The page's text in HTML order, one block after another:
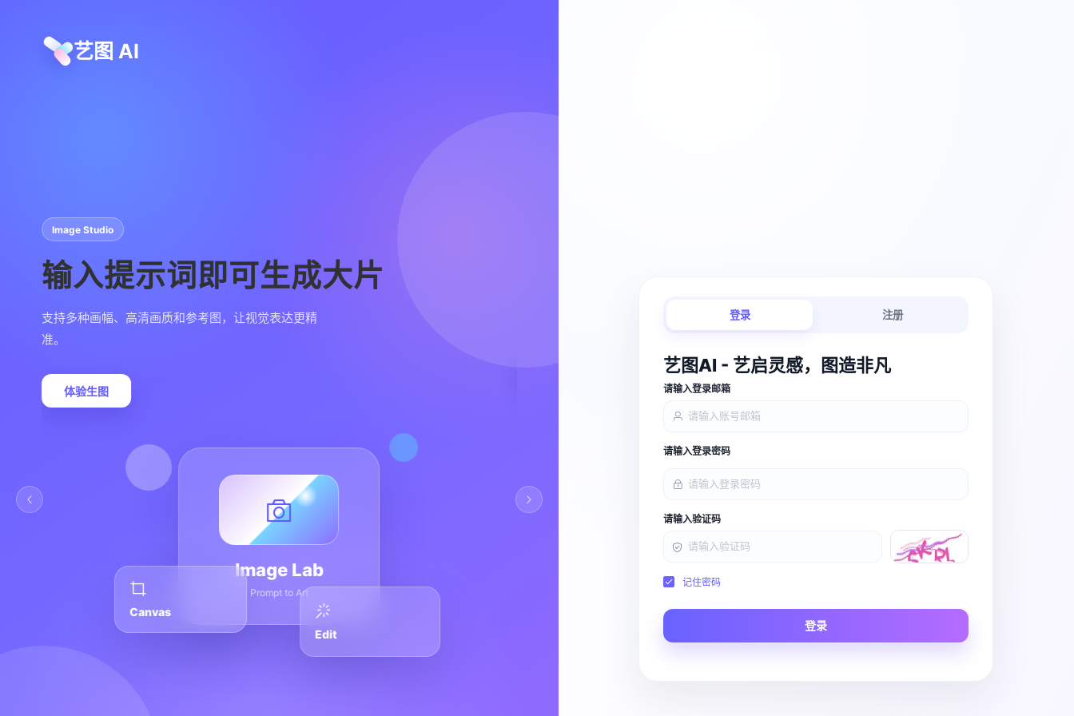
艺图 AI
Image Studio
输入提示词即可生成大片
支持多种画幅、高清画质和参考图，让视觉表达更精
准。
体验生图
Image Lab
Prompt to Art
Edit
Canvas
从脚本、分镜到视频生成，保持创作链路连贯顺畅。
Scene
登录 注册
艺图AI - 艺启灵感，图造非凡
请输入登录邮箱
请输入登录密码
请输入验证码
记住密码
登录